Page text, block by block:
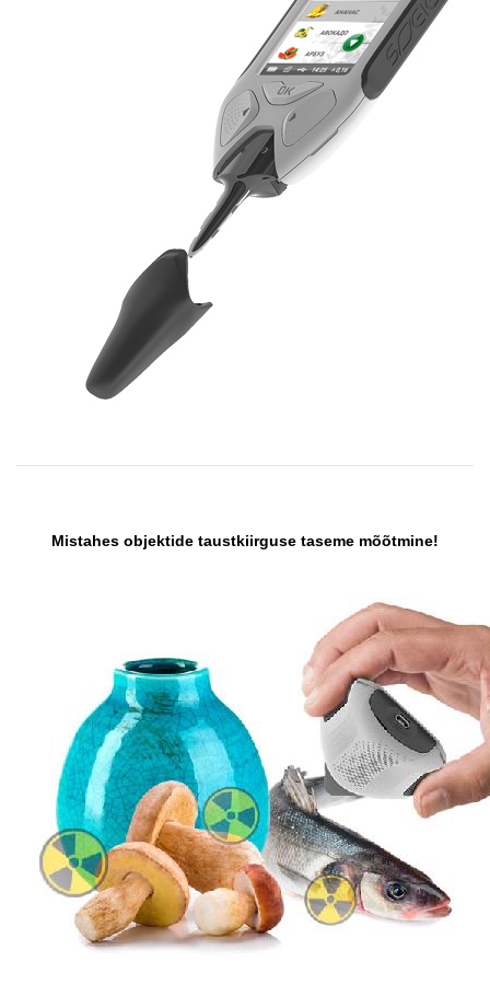
Mistahes objektide taustkiirguse taseme mõõtmine!